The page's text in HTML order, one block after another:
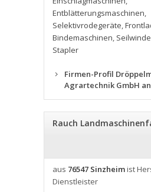
Entblätterungsmaschinen,
Selektivrodegeräte,
Bindemaschinen,
Stapler
Firmen-Profil
Agrartechnik GmbH
Rauch
aus 76547 Sinzheimist
Dienstleister